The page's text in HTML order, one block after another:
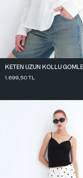
1.699,50TL